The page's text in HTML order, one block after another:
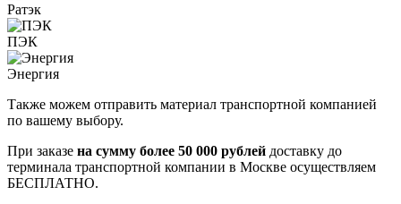
Ратэк
ПЭК
Энергия
Также можем отправить материал транспортной компанией
по вашему выбору.
При заказе на сумму более 50 000 рублей доставку до
терминала транспортной компании в Москве осуществляем
БЕСПЛАТНО.